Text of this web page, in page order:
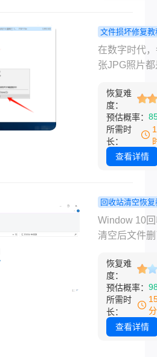
文件”、“文件
坏”或是一个
图标时，那
无价，但慌
忌。实际上
“损坏”的JPG
非无可救药
一些系统内
具、专业软
很大几率将
文件损坏修复教
jpg格式照
开怎么办？
有高效修复
案！
在数字时代
张JPG照片
而，当您满
地双击一张
却只换来一
提示、一片
或一个无法
JPG（或
为最普遍的
式，其打不
决方法有章
那么jpg格式
不开怎么办
文将化身为
字照片修复
最简单的排
恢复难
度：
预估概率：
所需时
长：
查看详情
回收站清空恢
文件删了能
吗？
真实挽救手
Window 10
清空后文件
但前提是你
收站后，没
个文件原来
磁盘分区（
盘、D盘）
恢复难
度：
预估概率：
所需时
长：
查看详情